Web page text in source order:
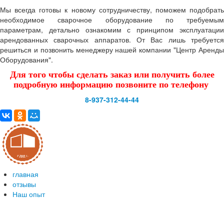
Мы всегда готовы к новому сотрудничеству, поможем подобрать
необходимое сварочное оборудование по требуемым
параметрам, детально ознакомим с принципом эксплуатации
арендованных сварочных аппаратов. От Вас лишь требуется
решиться и позвонить менеджеру нашей компании"Центр Аренды
Оборудования".
Для того чтобы сделать заказ или получить более
подробную информацию позвоните по телефону
8-937-312-44-44
главная
отзывы
Наш опыт